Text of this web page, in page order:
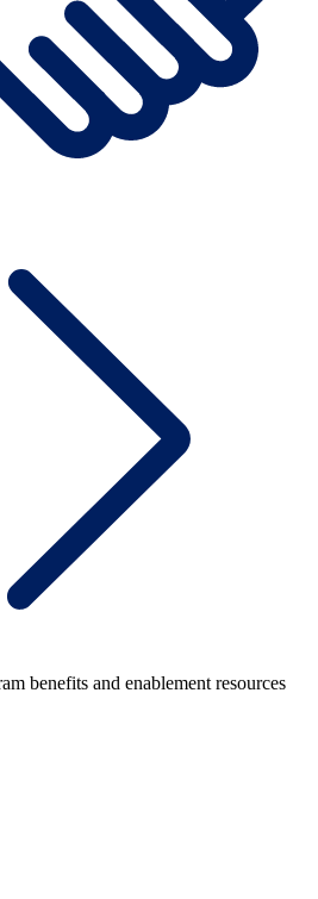
benefits and enablement resources